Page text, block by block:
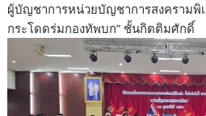
ผู้บัญชาการหน่วยบัญชาการสงครามพิ
กระโดดร่มกองทัพบก” ชั้นกิตติมศักดิ์